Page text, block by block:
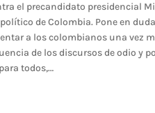
el precandidato presidencial
de Colombia. Pone en
a los colombianos una vez
de los discursos de odio y
todos,…